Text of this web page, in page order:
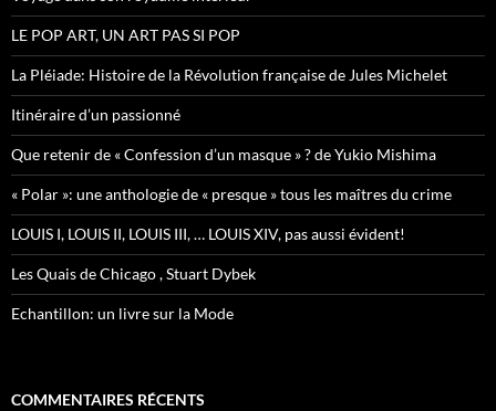
:LE POP ART, UN ART PAS SI POP
La Pléiade: Histoire de la Révolution française de Jules Michelet
Itinéraire d’un passionné
Que retenir de « Confession d’un masque » ? de Yukio Mishima
« Polar »: une anthologie de « presque » tous les maîtres du crime
LOUIS I, LOUIS II, LOUIS III, … LOUIS XIV, pas aussi évident!
Les Quais de Chicago , Stuart Dybek
Echantillon: un livre sur la Mode
COMMENTAIRES RÉCENTS